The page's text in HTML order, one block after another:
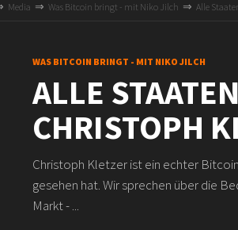
Media Was Bitcoin bringt - mit Niko Jilch Alle
WAS BITCOIN BRINGT - MIT NIKO JILCH
ALLE
CHRISTOPH
Christoph Kletzer ist ein echter
gesehen hat. Wir sprechen über die
Markt - ...